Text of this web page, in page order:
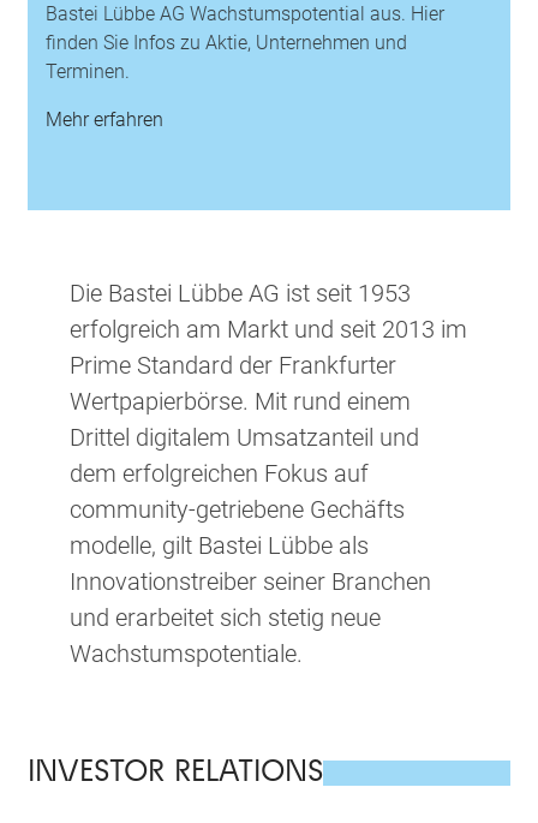
Bastei Lübbe AG Wachstums­potential aus. Hier
finden Sie Infos zu Aktie, Unter­nehmen und
Terminen.
Mehr erfahren
Die Bastei Lübbe AG ist seit 1953
erfolgreich am Markt und seit 2013 im
Prime Standard der Frankfurter
Wertpapierbörse. Mit rund einem
Drittel digitalem Umsatzanteil und
dem erfolgreichen Fokus auf
community-getriebene Gechäfts
modelle, gilt Bastei Lübbe als
Innovationstreiber seiner Branchen
und erarbeitet sich stetig neue
Wachstumspotentiale.
INVESTOR RELATIONS